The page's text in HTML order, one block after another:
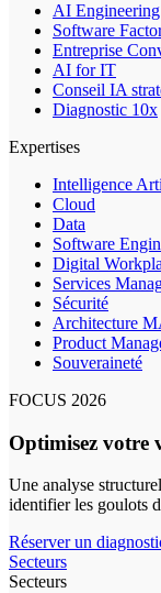
AI Engineering
Software
Entreprise
AI for IT
Conseil IA
Diagnostic 10x
Expertises
Intelligence
Cloud
Data
Software
Digital
Services
Sécurité
Architecture
Product
Souveraineté
FOCUS 2026
Optimisez votre
Une analyse
identifier les goulots
Réserver un
Secteurs
Secteurs